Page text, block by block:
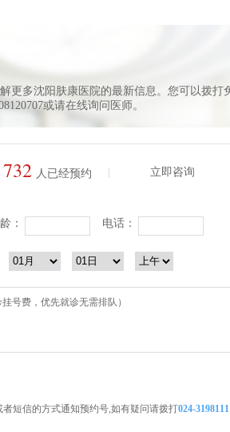
更多沈阳肤康医院的最新信息。您可以拨打
或请在线询问医师。
732 人已经预约 立即咨询
： 电话：
短信的方式通知预约号,如有疑问请拨打024-